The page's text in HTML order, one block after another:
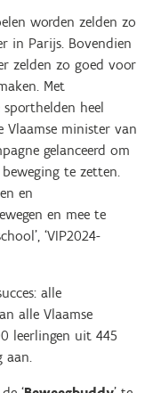
worden zelden zo
in Parijs. Bovendien
zelden zo goed voor
Met
heel
Vlaamse minister van
gelanceerd om
te zetten.
en
en mee te
‘VIP2024-
alle
alle Vlaamse
leerlingen uit 445
aan.